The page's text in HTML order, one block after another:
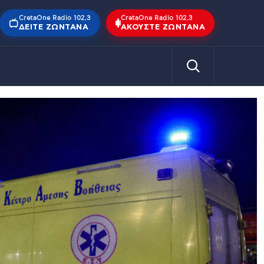
CretaOne Radio 102,3
ΔΕΊΤΕ ΖΩΝΤΑΝΆ
CretaOne Radio 102,3
ΑΚΟΎΣΤΕ ΖΩΝΤΑΝΆ